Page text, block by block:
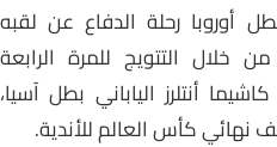
أوروبا رحلة الدفاع عن لقبه
خلال التتويج للمرة الرابعة
أنتلرز الياباني بطل آسيا،
كأس العالم للأندية.